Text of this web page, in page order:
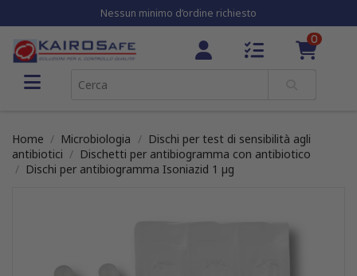
Nessun minimo d’ordine richiesto
0
Home Microbiologia
Dischi per test di sensibilità agli
antibiotici
Dischetti per antibiogramma con antibiotico
Dischi per antibiogramma Isoniazid 1 µg